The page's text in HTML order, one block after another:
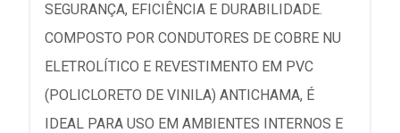
SEGURANÇA, EFICIÊNCIA E DURABILIDADE.
COMPOSTO POR CONDUTORES DE COBRE NU
ELETROLÍTICO E REVESTIMENTO EM PVC
(POLICLORETO DE VINILA) ANTICHAMA, É
IDEAL PARA USO EM AMBIENTES INTERNOS E